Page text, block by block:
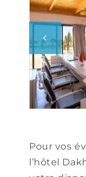
Pour vos
l’hôtel